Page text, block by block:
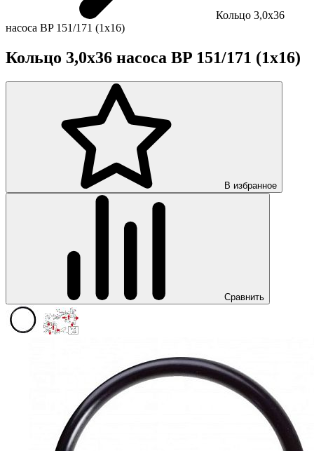
Кольцо 3,0х36
насоса BP 151/171 (1х16)
Кольцо 3,0х36 насоса BP 151/171 (1х16)
В избранное
Сравнить